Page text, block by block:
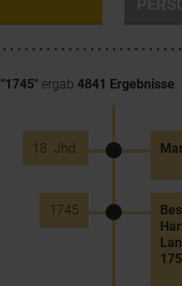
"1745" ergab 4841 Ergebnisse.
18. Jhd.
1745